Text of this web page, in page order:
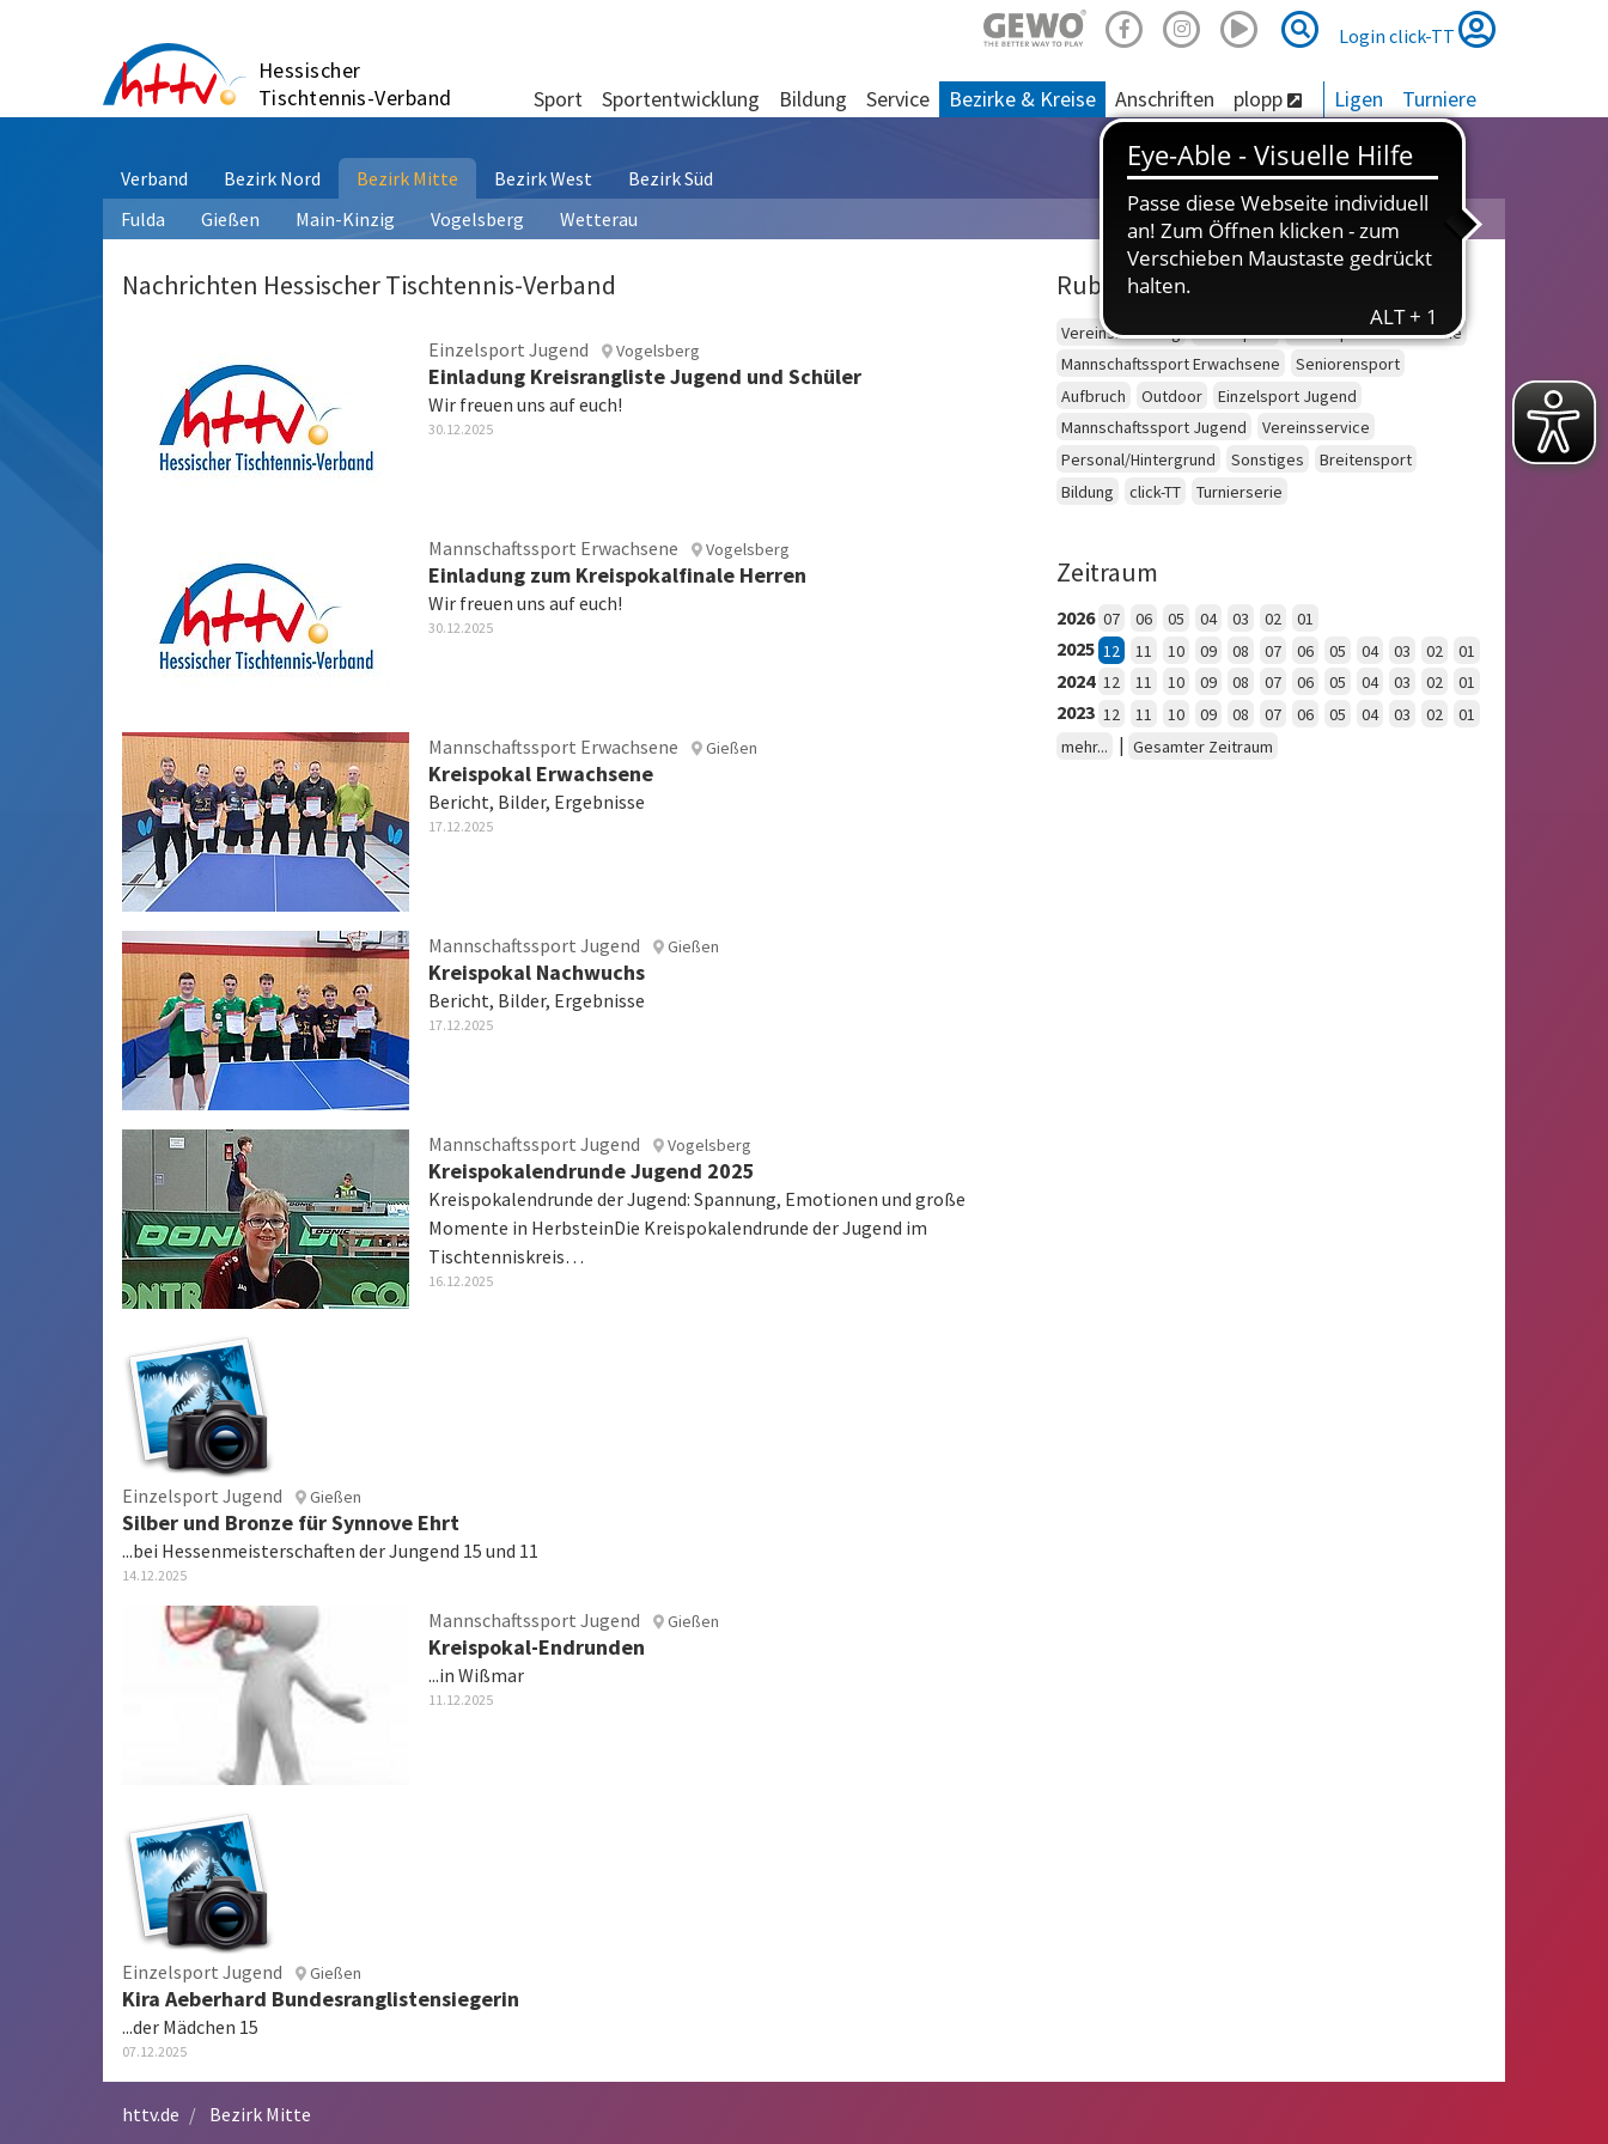
Hessischer
Tischtennis-Verband
Suche
Suche
Login click-TT
Sport Sportentwicklung Bildung Service Bezirke & Kreise Anschriften plopp Ligen Turniere
Verband Bezirk Nord Bezirk Mitte Bezirk West
Bezirk Süd
Fulda
Gießen Main-Kinzig Vogelsberg Wetterau
Nachrichten Hessischer Tischtennis-Verband
Einzelsport Jugend Vogelsberg
Einladung Kreisrangliste Jugend und Schüler
Wir freuen uns auf euch!
30.12.2025
Mannschaftssport Erwachsene Vogelsberg
Einladung zum Kreispokalfinale Herren
Wir freuen uns auf euch!
30.12.2025
Mannschaftssport Erwachsene Gießen
Kreispokal Erwachsene
Bericht, Bilder, Ergebnisse
17.12.2025
Mannschaftssport Jugend Gießen
Kreispokal Nachwuchs
Bericht, Bilder, Ergebnisse
17.12.2025
Mannschaftssport Jugend Vogelsberg
Kreispokalendrunde Jugend 2025
Kreispokalendrunde der Jugend: Spannung, Emotionen und große
Momente in HerbsteinDie Kreispokalendrunde der Jugend im
Tischtenniskreis…
16.12.2025
Einzelsport Jugend Gießen
Silber und Bronze für Synnove Ehrt
...bei Hessenmeisterschaften der Jungend 15 und 11
14.12.2025
Mannschaftssport Jugend Gießen
Kreispokal-Endrunden
...in Wißmar
11.12.2025
Einzelsport Jugend Gießen
Kira Aeberhard Bundesranglistensiegerin
...der Mädchen 15
07.12.2025
Rubriken
Vereinsberatung Schulsport
Einzelsport Erwachsene
Mannschaftssport Erwachsene
Seniorensport
Aufbruch
Outdoor
Einzelsport Jugend
Mannschaftssport Jugend
Vereinsservice
Personal/Hintergrund
Sonstiges
Breitensport
Bildung
click-TT Turnierserie
Zeitraum
2026 07 06 05 04 03 02 01
2025 12 11 10 09 08 07 06 05 04 03 02 01
2024 12 11 10 09 08 07 06 05 04 03 02 01
2023 12 11 10 09 08 07 06 05 04 03 02
01
mehr...
| Gesamter Zeitraum
httv.de Bezirk Mitte